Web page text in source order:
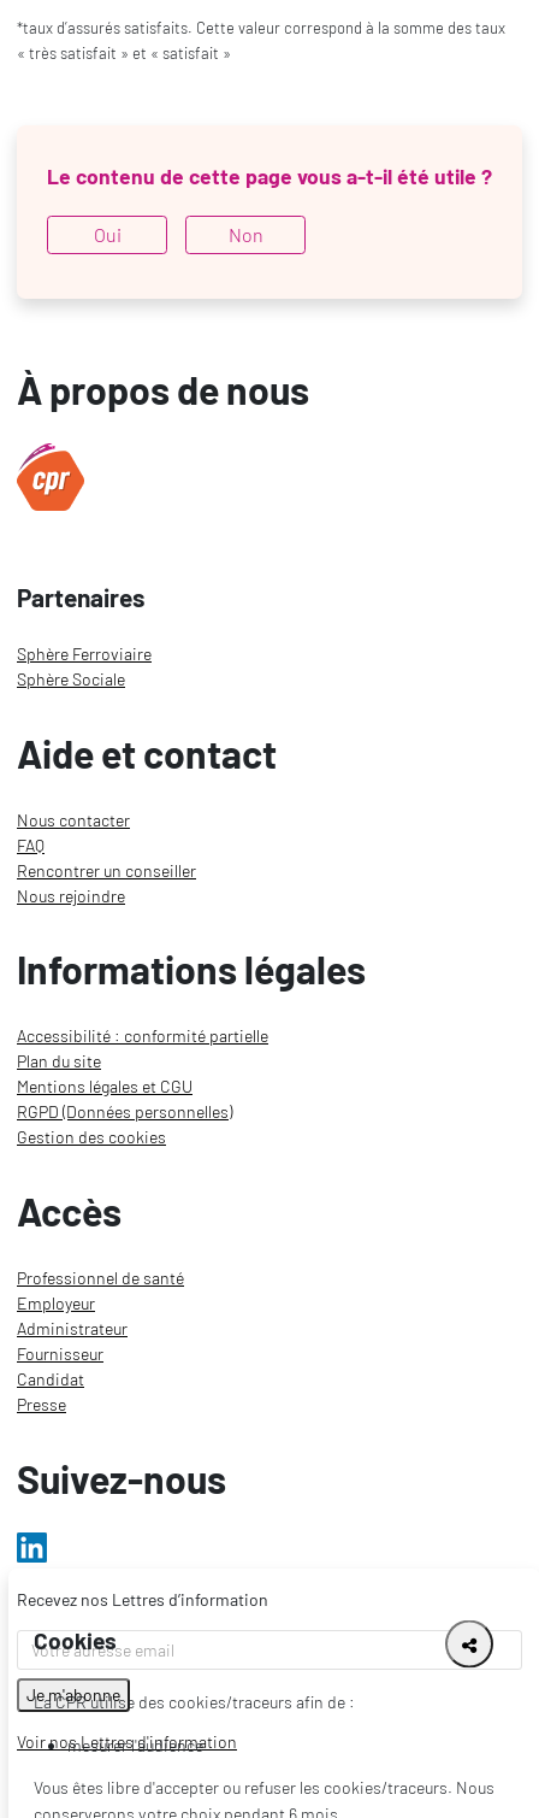
Cookies
La CPR utilise des cookies/traceurs afin de :
mesurer l'audience
Vous êtes libre d'accepter ou refuser les cookies/traceurs. Nous
conserverons votre choix pendant 6 mois.
*taux d’assurés satisfaits. Cette valeur correspond à la somme des taux
« très satisfait » et « satisfait »
Le contenu de cette page vous a-t-il été utile ?
Oui Non
À propos de nous
Partenaires
Sphère Ferroviaire
Sphère Sociale
Aide et contact
Nous contacter
FAQ
Rencontrer un conseiller
Nous rejoindre
Informations légales
Accessibilité : conformité partielle
Plan du site
Mentions légales et CGU
RGPD (Données personnelles)
Gestion des cookies
Accès
Professionnel de santé
Employeur
Administrateur
Fournisseur
Candidat
Presse
Suivez-nous
Recevez nos Lettres d’information
Voir nos Lettres d'information